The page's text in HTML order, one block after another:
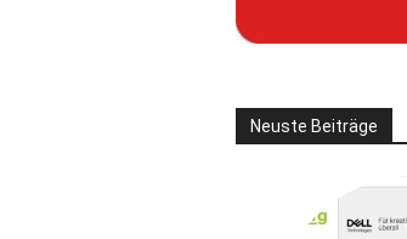
Neuste Beiträge